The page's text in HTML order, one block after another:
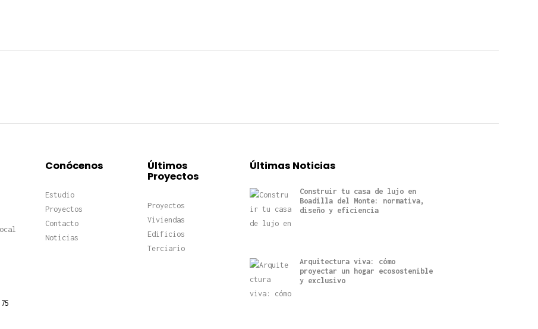
Conócenos
Estudio
Proyectos
Contacto
Noticias
Últimos
Proyectos
Proyectos
Viviendas
Edificios
Terciario
Últimas Noticias
Construir tu casa de lujo en
Boadilla del Monte: normativa,
diseño y eficiencia
Arquitectura viva: cómo
proyectar un hogar ecosostenible
y exclusivo